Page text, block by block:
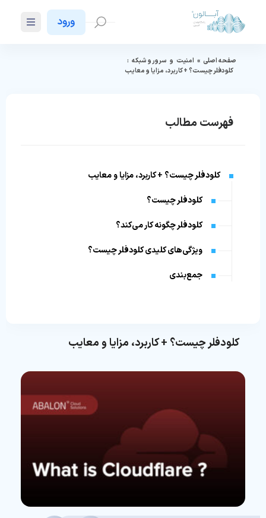
ورود
صفحه اصلی » امنیت و سرور و شبکه :
کلودفلر چیست؟ + کاربرد، مزایا و معایب
کلودفلر چیست؟ + کاربرد، مزایا و معایب
فهرست مطالب
کلودفلر چیست؟ + کاربرد، مزایا و معایب
کلودفلر چیست؟
کلودفلر چگونه کار می‌کند؟
ویژگی‌های کلیدی کلودفلر چیست؟
جمع‌بندی